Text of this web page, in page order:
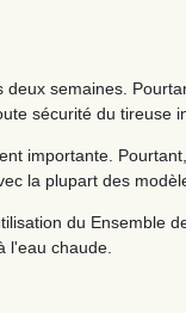
semaines.
sécurité du tireuse
importante.
la plupart des
du Ensemble
l'eau chaude.